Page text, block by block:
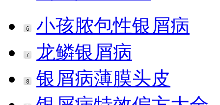
小孩脓包性银屑病
龙鳞银屑病
银屑病薄膜头皮